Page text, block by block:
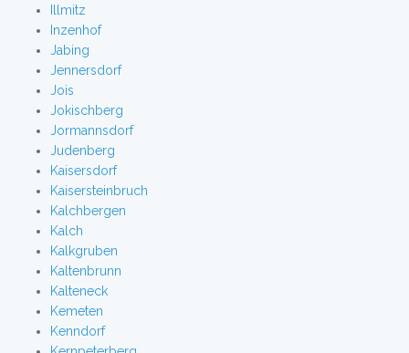
Illmitz
Inzenhof
Jabing
Jennersdorf
Jois
Jokischberg
Jormannsdorf
Judenberg
Kaisersdorf
Kaisersteinbruch
Kalchbergen
Kalch
Kalkgruben
Kaltenbrunn
Kalteneck
Kemeten
Kenndorf